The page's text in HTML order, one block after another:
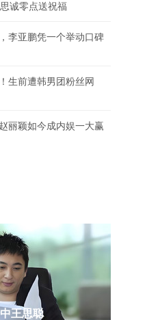
诚零点送祝福
李亚鹏凭一个举动口碑
生前遭韩男团粉丝网
丽颖如今成内娱一大赢
王思聪